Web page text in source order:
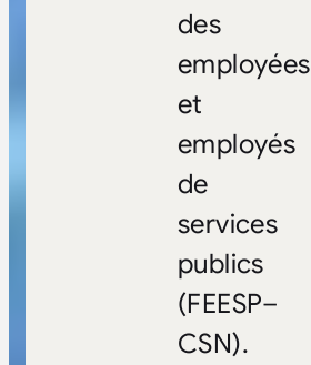
des
employées
et
employés
de
services
publics
(FEESP–
CSN).